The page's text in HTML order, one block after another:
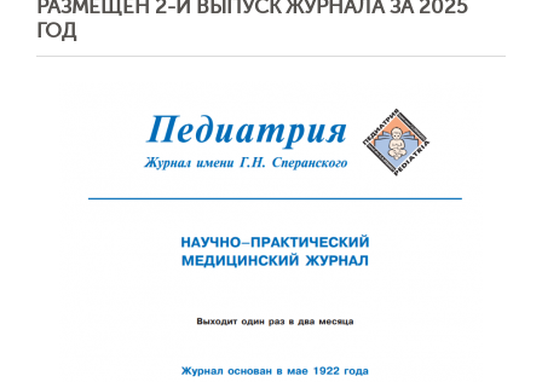
РАЗМЕЩЕН 2-Й ВЫПУСК ЖУРНАЛА ЗА 2025
ГОД